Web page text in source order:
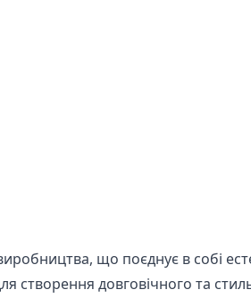
що поєднує в собі
створення довговічного та